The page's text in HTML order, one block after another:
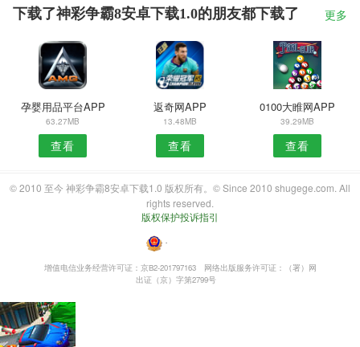
下载了神彩争霸8安卓下载1.0的朋友都下载了 更多
孕婴用品平台APP
63.27MB
查看
返奇网APP
13.48MB
查看
0100大睢网APP
39.29MB
查看
© 2010 至今 神彩争霸8安卓下载1.0 版权所有。© Since 2010 shugege.com. All
rights reserved.
版权保护投诉指引
・
增值电信业务经营许可证：京B2-201797163
网络出版服务许可证：（署）网
出证（京）字第2799号